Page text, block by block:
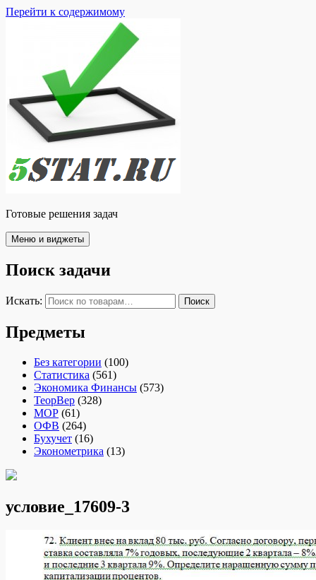
Перейти к содержимому
Готовые решения задач
Меню и виджеты
Поиск задачи
Искать: Поиск
Предметы
Без категории (100)
Статистика (561)
Экономика Финансы (573)
ТеорВер (328)
МОР (61)
ОФВ (264)
Бухучет (16)
Эконометрика (13)
условие_17609-3